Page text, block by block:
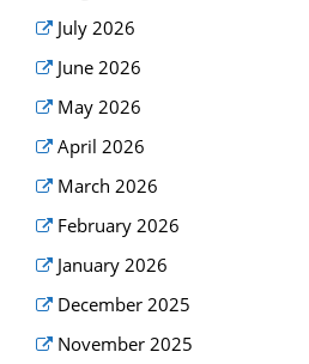
July 2026
June 2026
May 2026
April 2026
March 2026
February 2026
January 2026
December 2025
November 2025